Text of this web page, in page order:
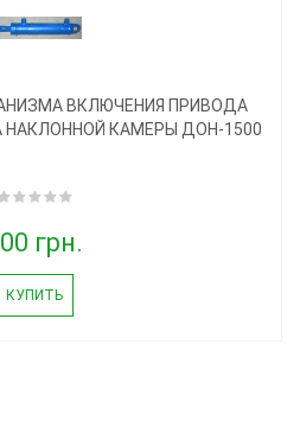
ВКЛЮЧЕНИЯ ПРИВОДА
НАКЛОННОЙ КАМЕРЫ ДОН-1500
грн.
КУПИТЬ